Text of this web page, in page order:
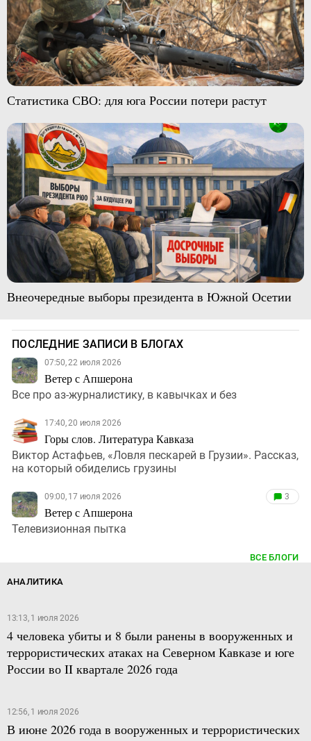
Статистика СВО: для юга России потери растут
Внеочередные выборы президента в Южной Осетии
ПОСЛЕДНИЕ ЗАПИСИ В БЛОГАХ
07:50, 22 июля 2026
Ветер с Апшерона
Все про аз-журналистику, в кавычках и без
17:40, 20 июля 2026
Горы слов. Литература Кавказа
Виктор Астафьев, «Ловля пескарей в Грузии». Рассказ,
на который обиделись грузины
09:00, 17 июля 2026
Ветер с Апшерона
3
Телевизионная пытка
ВСЕ БЛОГИ
АНАЛИТИКА
13:13, 1 июля 2026
4 человека убиты и 8 были ранены в вооруженных и
террористических атаках на Северном Кавказе и юге
России во II квартале 2026 года
12:56, 1 июля 2026
В июне 2026 года в вооруженных и террористических